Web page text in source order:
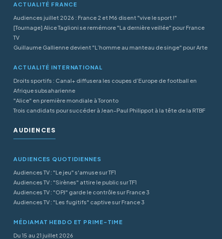
ACTUALITÉ FRANCE
Audiences juillet 2026 : France 2 et M6 disent "vive le sport !"
[Tournage] Alice Taglioni se remémore "La dernière veillée" pour France
TV
Guillaume Gallienne devient "L’homme au manteau de singe" pour Arte
ACTUALITÉ INTERNATIONAL
Droits sportifs : Canal+ diffusera les coupes d’Europe de football en
Afrique subsaharienne
"Alice" en première mondiale à Toronto
Trois candidats pour succéder à Jean-Paul Philippot à la tête de la RTBF
AUDIENCES
AUDIENCES QUOTIDIENNES
Audiences TV : "Le jeu" s'amuse sur TF1
Audiences TV : "Sirènes" attire le public sur TF1
Audiences TV : "OPJ" garde le contrôle sur France 3
Audiences TV : "Les fugitifs" captive sur France 3
MÉDIAMAT HEBDO ET PRIME-TIME
Du 15 au 21 juillet 2026